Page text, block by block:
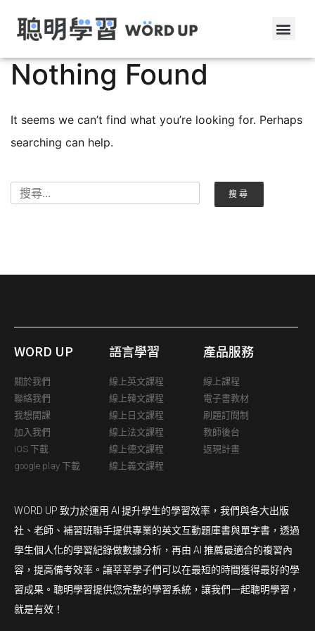
Nothing Found
It seems we can’t find what you’re looking for. Perhaps
searching can help.
WORD UP
關於我們
聯絡我們
我想開課
加入我們
iOS 下載
google play 下載
語言學習
線上英文課程
線上韓文課程
線上日文課程
線上法文課程
線上德文課程
線上義文課程
產品服務
線上課程
電子書教材
刷題訂閱制
教師後台
返現計畫
WORD UP 致力於運用 AI 提升學生的學習效率，我們與各大出版
社、老師、補習班聯手提供專業的英文互動題庫書與單字書，透過
學生個人化的學習紀錄做數據分析，再由 AI 推薦最適合的複習內
容，提高備考效率。讓莘莘學子們可以在最短的時間獲得最好的學
習成果。聰明學習提供您完整的學習系統，讓我們一起聰明學習，
就是有效！